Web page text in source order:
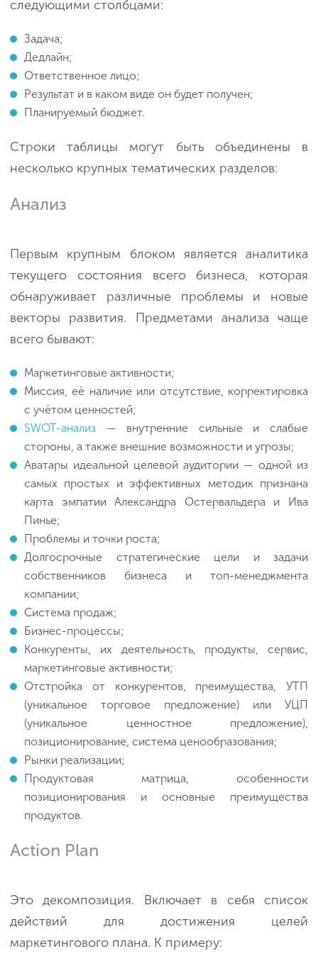
следующими столбцами:
Задача;
Дедлайн;
Ответственное лицо;
Результат и в каком виде он будет получен;
Планируемый бюджет.
Строки таблицы могут быть объединены в
несколько крупных тематических разделов:
Анализ
Первым крупным блоком является аналитика
текущего состояния всего бизнеса, которая
обнаруживает различные проблемы и новые
векторы развития. Предметами анализа чаще
всего бывают:
Маркетинговые активности;
Миссия, её наличие или отсутствие, корректировка
с учётом ценностей;
SWOT-анализ — внутренние сильные и слабые
стороны, а также внешние возможности и угрозы;
Аватары идеальной целевой аудитории — одной из
самых простых и эффективных методик признана
карта эмпатии Александра Остервальдера и Ива
Пинье;
Проблемы и точки роста;
Долгосрочные стратегические цели и задачи
собственников бизнеса и топ-менеджмента
компании;
Система продаж;
Бизнес-процессы;
Конкуренты, их деятельность, продукты, сервис,
маркетинговые активности;
Отстройка от конкурентов, преимущества, УТП
(уникальное торговое предложение) или УЦП
(уникальное ценностное предложение),
позиционирование, система ценообразования;
Рынки реализации;
Продуктовая матрица, особенности
позиционирования и основные преимущества
продуктов.
Action Plan
Это декомпозиция. Включает в себя список
действий для достижения целей
маркетингового плана. К примеру: